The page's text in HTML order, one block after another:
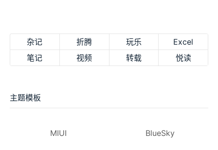
杂记 折腾 玩乐
Excel
笔记
视频 转载 悦读
主题模板
MIUI BlueSky